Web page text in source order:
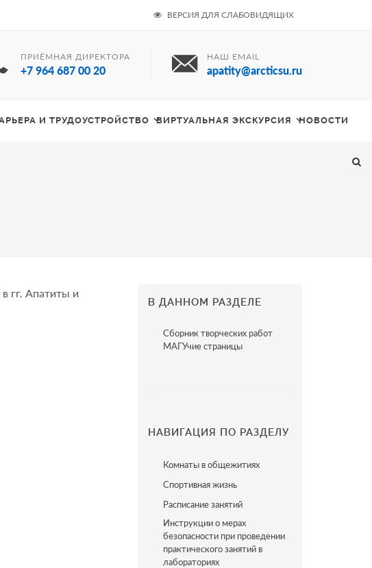
ВЕРСИЯ ДЛЯ СЛАБОВИДЯЩИХ
ПРИЁМНАЯ ДИРЕКТОРА
+7 964 687 00 20
НАШ EMAIL
apatity@arcticsu.ru
И ТРУДОУСТРОЙСТВО ВИРТУАЛЬНАЯ ЭКСКУРСИЯ НОВОСТИ
гг. Апатиты и
В ДАННОМ РАЗДЕЛЕ
Сборник творческих работ
МАГУчие страницы
НАВИГАЦИЯ ПО РАЗДЕЛУ
Комнаты в общежитиях
Спортивная жизнь
Расписание занятий
Инструкции о мерах
безопасности при проведении
практического занятий в
лабораториях